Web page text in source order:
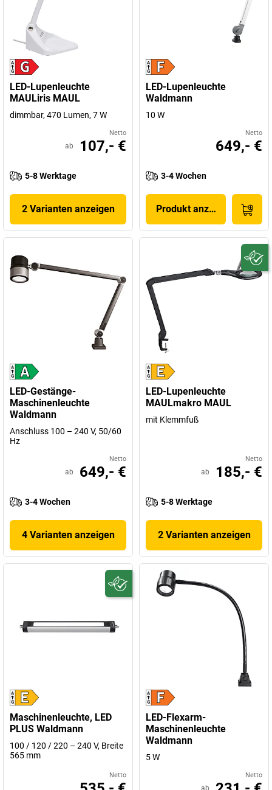
LED-Lupenleuchte
MAULiris MAUL
dimmbar, 470 Lumen, 7 W
Netto
ab 107,- €
5-8 Werktage
2 Varianten anzeigen
LED-Lupenleuchte
Waldmann
10 W
Netto
649,- €
3-4 Wochen
Produkt anzeigen
LED-Gestänge-
Maschinenleuchte
Waldmann
Anschluss 100 – 240 V, 50/60
Hz
Netto
ab 649,- €
3-4 Wochen
4 Varianten anzeigen
LED-Lupenleuchte
MAULmakro MAUL
mit Klemmfuß
Netto
ab 185,- €
5-8 Werktage
2 Varianten anzeigen
Maschinenleuchte, LED
PLUS Waldmann
100 / 120 / 220 – 240 V, Breite
565 mm
Netto
LED-Flexarm-
Maschinenleuchte
Waldmann
5 W
Netto
ab